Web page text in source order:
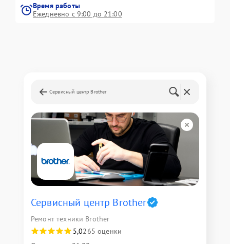
Время работы
Ежедневно с 9:00 до 21:00
Сервисный центр Brother
Сервисный центр Brother
Ремонт техники Brother
5,0265 оценки